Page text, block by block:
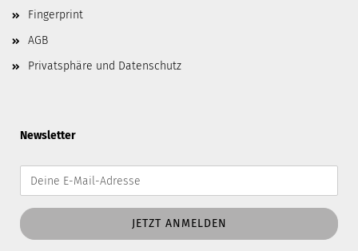
Fingerprint
AGB
Privatsphäre und Datenschutz
Newsletter